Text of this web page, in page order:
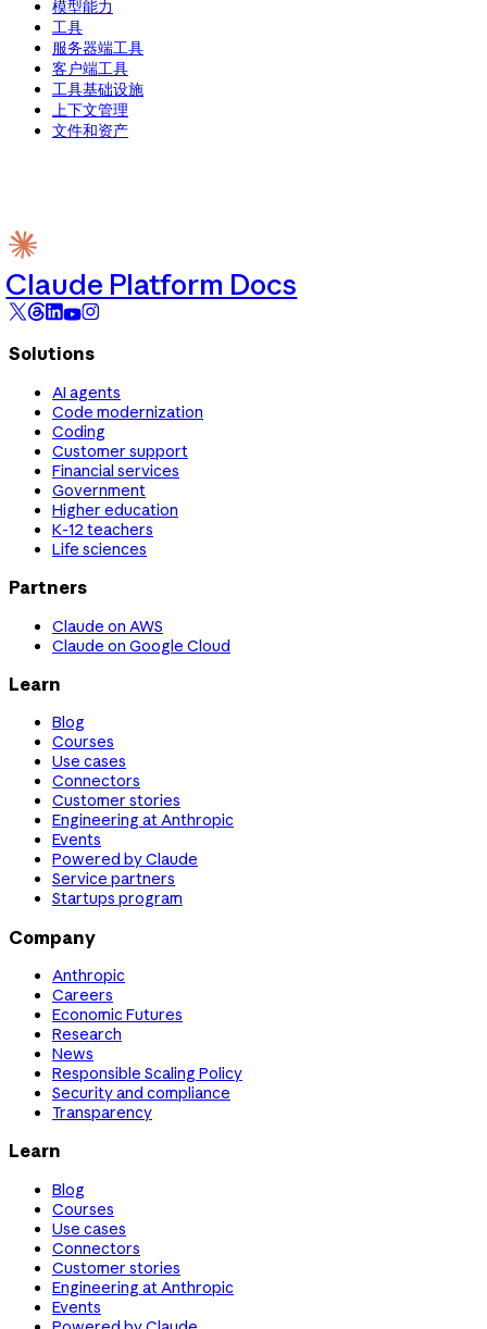
模型能力
工具
服务器端工具
客户端工具
工具基础设施
上下文管理
文件和资产
Claude Platform Docs
Solutions
AI agents
Code modernization
Coding
Customer support
Financial services
Government
Higher education
K-12 teachers
Life sciences
Partners
Claude on AWS
Claude on Google Cloud
Learn
Blog
Courses
Use cases
Connectors
Customer stories
Engineering at Anthropic
Events
Powered by Claude
Service partners
Startups program
Company
Anthropic
Careers
Economic Futures
Research
News
Responsible Scaling Policy
Security and compliance
Transparency
Learn
Blog
Courses
Use cases
Connectors
Customer stories
Engineering at Anthropic
Events